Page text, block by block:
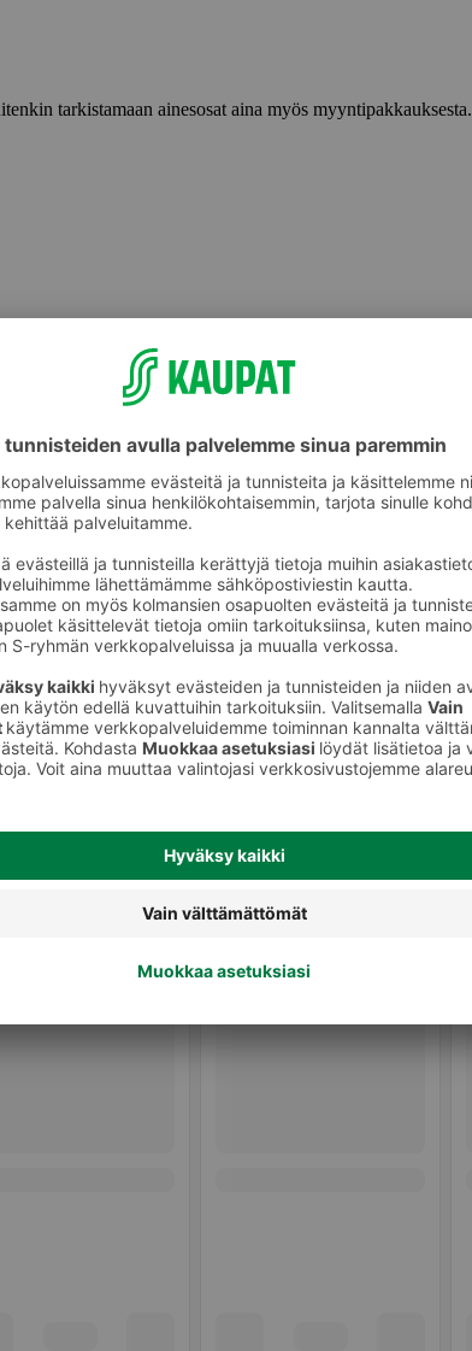
tarkistamaan ainesosat aina myös myyntipakkauksesta.
Kuivatut kasvikset ja sienet